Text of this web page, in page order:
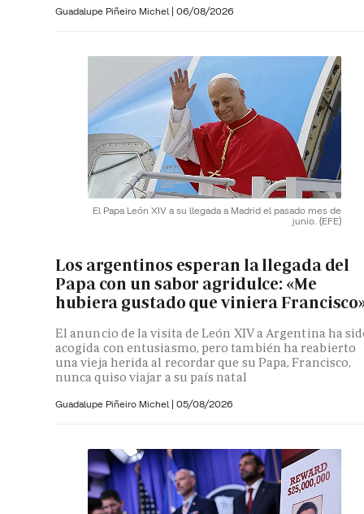
Guadalupe Piñeiro Michel | 06/08/2026
El Papa León XIV a su llegada a Madrid el pasado mes de
junio. (EFE)
Los argentinos esperan la llegada del
Papa con un sabor agridulce: «Me
hubiera gustado que viniera
El anuncio de la visita de León XIV a Argentina ha
acogida con entusiasmo, pero también ha reabierto
una vieja herida al recordar que su Papa, Francisco,
nunca quiso viajar a su país natal
Guadalupe Piñeiro Michel | 05/08/2026